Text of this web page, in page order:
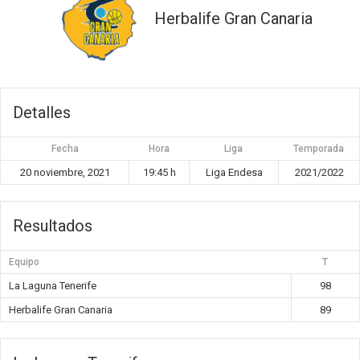
Herbalife Gran Canaria
Detalles
Fecha Hora Liga Temporada
20 noviembre, 2021 19:45 h Liga Endesa 2021/2022
Resultados
Equipo T
La Laguna Tenerife
98
Herbalife Gran Canaria
89